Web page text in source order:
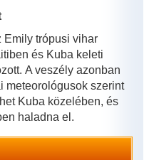
Emily trópusi vihar
és Kuba keleti
A veszély azonban
meteorológusok szerint
Kuba közelében, és
haladna el.